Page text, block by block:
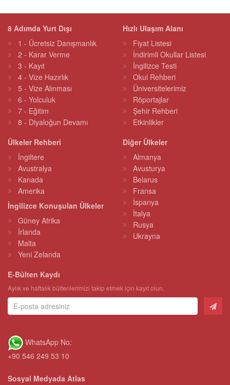
8 Adımda Yurt Dışı
1 - Ücretsiz Danışmanlık
2 - Karar Verme
3 - Kayıt
4 - Vize Hazırlık
5 - Vize Alınması
6 - Yolculuk
7 - Eğitim
8 - Diyaloğun Devamı
Hızlı Ulaşım Alanı
Fiyat Listesi
İndirimli Okullar Listesi
İngilizce Testi
Okul Rehberi
Üniversitelerimiz
Röportajlar
Şehir Rehberi
Etkinlikler
Ülkeler Rehberi
İngiltere
Avustralya
Kanada
Amerika
İngilizce Konuşulan Ülkeler
Güney Afrika
İrlanda
Malta
Yeni Zelanda
Diğer Ülkeler
Almanya
Avusturya
Belarus
Fransa
İspanya
İtalya
Rusya
Ukrayna
E-Bülten Kaydı
Aylık ve haftalık bültenlerimizi takip etmek için kayıt olun.
WhatsApp No:
+90 546 249 53 10
Sosyal Medyada Atlas